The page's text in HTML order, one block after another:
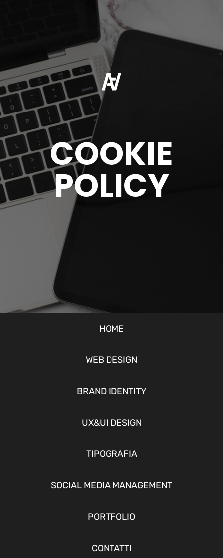
COOKIE
POLICY
HOME
WEB DESIGN
BRAND IDENTITY
UX&UI DESIGN
TIPOGRAFIA
SOCIAL MEDIA MANAGEMENT
PORTFOLIO
CONTATTI